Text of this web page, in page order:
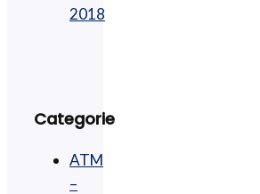
2018
Categorie
ATM
–